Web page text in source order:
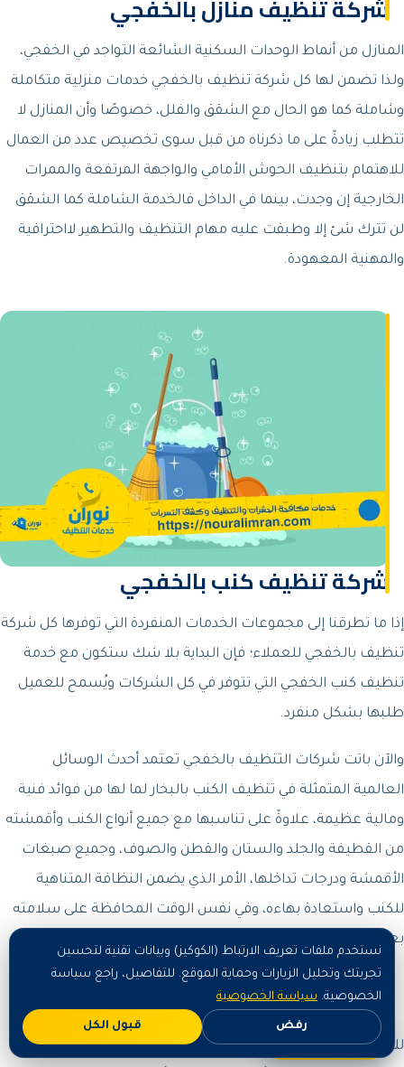
شركة تنظيف منازل بالخفجي
المنازل من أنماط الوحدات السكنية الشائعة التواجد في الخفجي،
ولذا تضمن لها كل شركة تنظيف بالخفجي خدمات منزلية متكاملة
وشاملة كما هو الحال مع الشقق والفلل، خصوصًا وأن المنازل لا
تتطلب زيادةً على ما ذكرناه من قبل سوى تخصيص عدد من العمال
للاهتمام بتنظيف الحوش الأمامي والواجهة المرتفعة والممرات
الخارجية إن وجدت، بينما في الداخل فالخدمة الشاملة كما الشقق
لن تترك شئ إلا وطبقت عليه مهام التنظيف والتطهير لااحترافية
والمهنية المعهودة.
شركة تنظيف كنب بالخفجي
إذا ما تطرقنا إلى مجموعات الخدمات المنفردة التي توفرها كل شركة
تنظيف بالخفجي للعملاء؛ فإن البداية بلا شك ستكون مع خدمة
تنظيف كنب الخفجي التي تتوفر في كل الشركات ويُسمح للعميل
طلبها بشكل منفرد.
والآن باتت شركات التنظيف بالخفجي تعتمد أحدث الوسائل
العالمية المتمثلة في تنظيف الكنب بالبخار لما لها من فوائد فنية
ومالية عظيمة، علاوةً على تناسبها مع جميع أنواع الكنب وأقمشته
من القطيفة والجلد والستان والقطن والصوف، وجميع صبغات
الأقمشة ودرجات تداخلها، الأمر الذي يضمن النظافة المتناهية
للكنب واستعادة بهاءه، وفي نفس الوقت المحافظة على سلامته
بعدم نقله وسلامة الكسوة بالإبقاء على جمال الألوان ولمعانها.
شركة تنظيف مجالس بالخفجي
للعملاء الحق في طلب خدمات تنظيف مجالس الخفجي دون باقي
اطلب الآن
نستخدم ملفات تعريف الارتباط (الكوكيز) وبيانات تقنية لتحسين
تجربتك وتحليل الزيارات وحماية الموقع. للتفاصيل، راجع سياسة
الخصوصية. سياسة الخصوصية
رفض قبول الكل